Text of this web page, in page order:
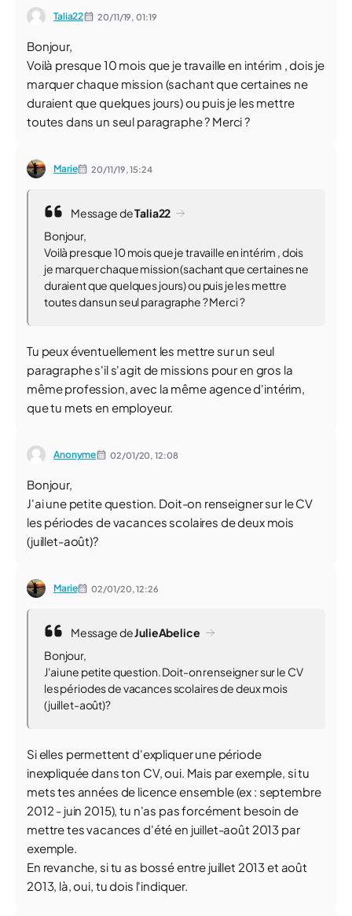
Talia22 20/11/19,01:19
Bonjour,
Voilà presque 10 mois que je travaille en intérim , dois je
marquer chaque mission (sachant que certaines ne
duraient que quelques jours) ou puis je les mettre
toutes dans un seul paragraphe ? Merci ?
Marie 20/11/19,15:24
Message deTalia22
Bonjour,
Voilà presque 10 mois que je travaille en intérim , dois
je marquer chaque mission (sachant que certaines ne
duraient que quelques jours) ou puis je les mettre
toutes dans un seul paragraphe ? Merci ?
Tu peux éventuellement les mettre sur un seul
paragraphe s'il s'agit de missions pour en gros la
même profession, avec la même agence d'intérim,
que tu mets en employeur.
Anonyme 02/01/20,12:08
Bonjour,
J'ai une petite question. Doit-on renseigner sur le CV
les périodes de vacances scolaires de deux mois
(juillet-août)?
Marie 02/01/20,12:26
Message deJulieAbelice
Bonjour,
J'ai une petite question. Doit-on renseigner sur le CV
les périodes de vacances scolaires de deux mois
(juillet-août)?
Si elles permettent d'expliquer une période
inexpliquée dans ton CV, oui. Mais par exemple, si tu
mets tes années de licence ensemble (ex : septembre
2012 - juin 2015), tu n'as pas forcément besoin de
mettre tes vacances d'été en juillet-août 2013 par
exemple.
En revanche, si tu as bossé entre juillet 2013 et août
2013, là, oui, tu dois l'indiquer.